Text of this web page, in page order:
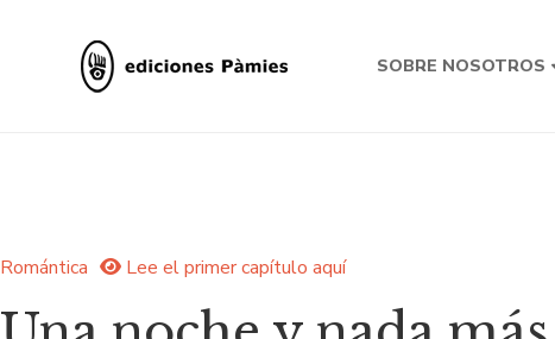
SOBRE NOSOTROS
Romántica Lee el primer capítulo aquí